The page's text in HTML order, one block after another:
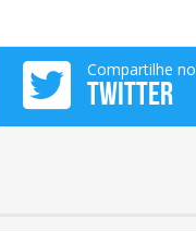
Compartilhe no
TWITTER